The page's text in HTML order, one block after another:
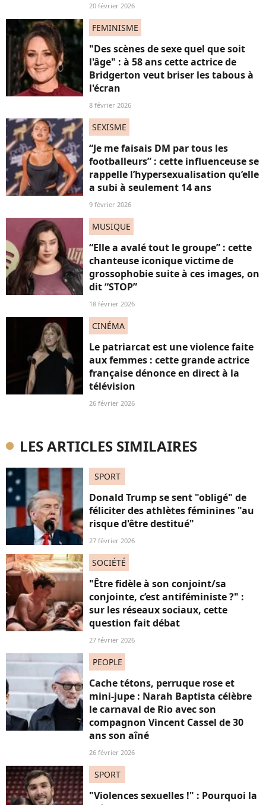
20 février 2026
FEMINISME
"Des scènes de sexe quel que soit
l'âge" : à 58 ans cette actrice de
Bridgerton veut briser les tabous à
l'écran
8 février 2026
SEXISME
“Je me faisais DM par tous les
footballeurs” : cette influenceuse se
rappelle l’hypersexualisation qu’elle
a subi à seulement 14 ans
9 février 2026
MUSIQUE
“Elle a avalé tout le groupe” : cette
chanteuse iconique victime de
grossophobie suite à ces images, on
dit “STOP”
18 février 2026
CINÉMA
Le patriarcat est une violence faite
aux femmes : cette grande actrice
française dénonce en direct à la
télévision
26 février 2026
LES ARTICLES SIMILAIRES
SPORT
Donald Trump se sent "obligé" de
féliciter des athlètes féminines "au
risque d'être destitué"
27 février 2026
SOCIÉTÉ
"Être fidèle à son conjoint/sa
conjointe, c’est antiféministe ?" :
sur les réseaux sociaux, cette
question fait débat
27 février 2026
PEOPLE
Cache tétons, perruque rose et
mini-jupe : Narah Baptista célèbre
le carnaval de Rio avec son
compagnon Vincent Cassel de 30
ans son aîné
26 février 2026
SPORT
"Violences sexuelles !" : Pourquoi la